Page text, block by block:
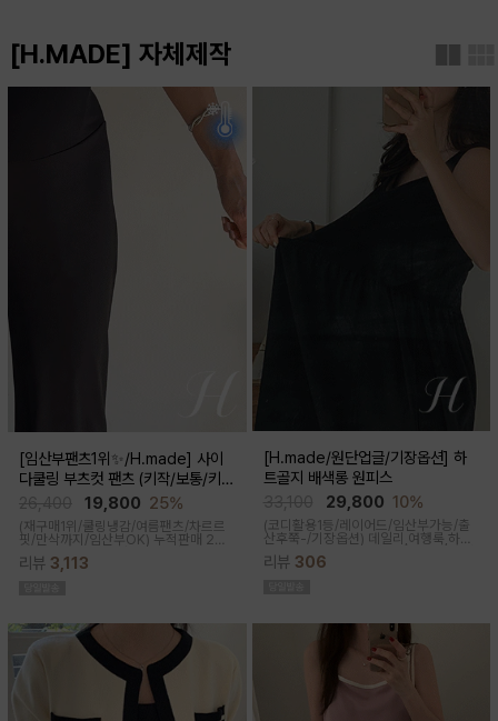
[H.MADE] 자체제작
[임산부팬츠1위✨/H.made] 사이
다쿨링 부츠컷 팬츠 (키작/보통/키
19,800 25%
(재구매1위/쿨링냉감/여름팬츠/차르르
핏/만삭까지/임산부OK) 누적판매 2만
성이 뛰어나 쾌적한 착용감으로 여름시
리뷰 3,113
[H.made/원단업글/기장옵션] 하
트골지 배색롱 원피스
29,800 10%
(코디활용1등/레이어드/임산부가능/출
산후쭉-/기장옵션) 데일리,여행룩,하객
룩,출근룩 OK! 하트넥 디자인으로 여성
스러움이 물씬 느껴지고 맥시한 기장감
리뷰 306